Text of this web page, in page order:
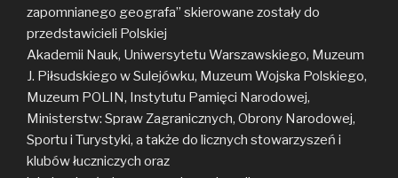
zapomnianego geografa” skierowane zostały do
przedstawicieli Polskiej
Akademii Nauk, Uniwersytetu Warszawskiego, Muzeum
J. Piłsudskiego w Sulejówku, Muzeum Wojska Polskiego,
Muzeum POLIN, Instytutu Pamięci Narodowej,
Ministerstw: Spraw Zagranicznych, Obrony Narodowej,
Sportu i Turystyki, a także do licznych stowarzyszeń i
klubów łuczniczych oraz